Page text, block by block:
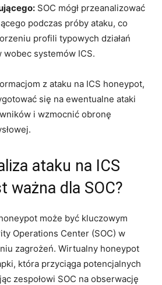
SOC mógł przeanalizować
podczas próby ataku, co
profili typowych działań
​systemów ICS.
z ​ataku na ICS honeypot,
się na ewentualne⁢ ataki
i wzmocnić obronę
ataku ⁢na ICS⁤
ważna dla SOC?
może być kluczowym
Operations Center (SOC) w
zagrożeń. Wirtualny honeypot
która przyciąga potencjalnych
zespołowi SOC‍ na obserwację‍